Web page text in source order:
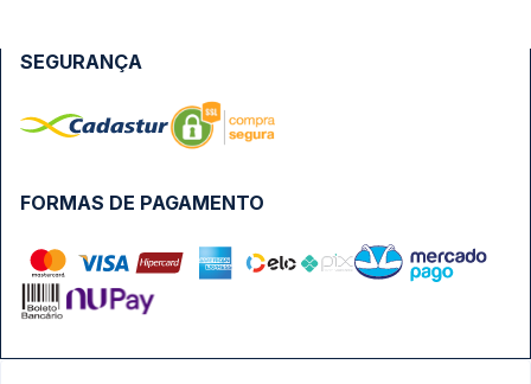
FORMAS DE PAGAMENTO
SEGURANÇA